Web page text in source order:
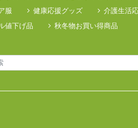
服
健康応援グッズ 介護生活
値下げ品
秋冬物お買い得商品